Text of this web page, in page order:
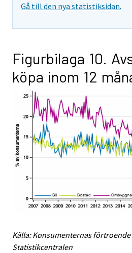
Gå till den nya statistiksidan.
Figurbilaga 10.
köpa inom 12
Källa: Konsumenternas förtroende
Statistikcentralen